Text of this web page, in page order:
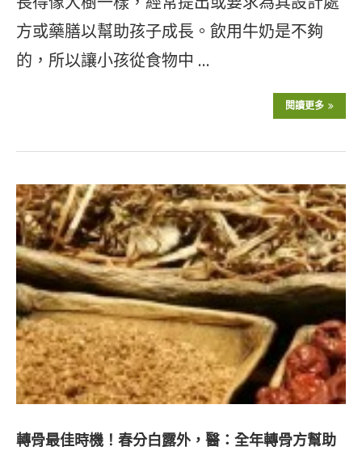
方或藥膳以幫助孩子成長。飲用牛奶是不夠
的，所以讓小孩從食物中 …
閱讀更多
轉骨最佳時機！春分白露外，醫：全年轉骨方幫助